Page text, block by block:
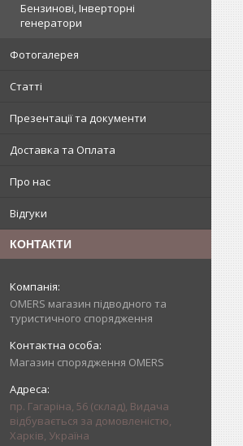
Бензинові, Інверторні
генератори
Фотогалерея
Статті
Презентації та документи
Доставка та Оплата
Про нас
Відгуки
КОНТАКТИ
OMERS магазин підводного та
туристичного спорядження
Магазин спорядження OMERS
пр. Гагаріна, 56 (склад), Видача
відбувається за домовленістю,
Харків, Україна